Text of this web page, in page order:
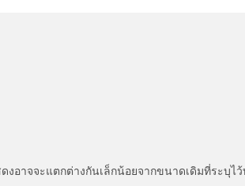
งอาจจะแตกต่างกันเล็กน้อยจากขนาดเดิมที่ระ